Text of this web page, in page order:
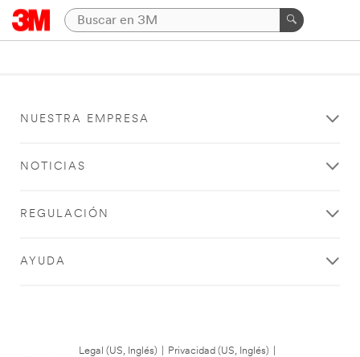
NUESTRA EMPRESA
NOTICIAS
REGULACIÓN
AYUDA
Legal (US, Inglés) Privacidad (US, Inglés)